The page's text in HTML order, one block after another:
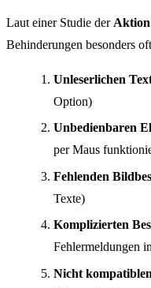
Laut einer Studie der Aktion
Behinderungen besonders
Unleserlichen
Option)
Unbedienbaren
per Maus
Fehlenden
Texte)
Komplizierten
Fehlermeldungen
Nicht